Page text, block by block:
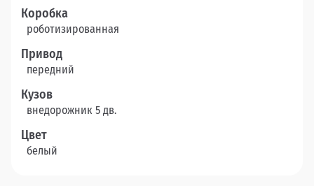
Коробка
роботизированная
Привод
передний
Кузов
внедорожник 5 дв.
Цвет
белый